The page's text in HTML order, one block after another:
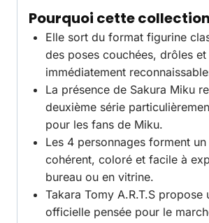
Pourquoi cette
Elle sort du format figurine
des poses couchées, drôles et
immédiatement
La présence de Sakura Miku
deuxième série
pour les fans de Miku.
Les 4 personnages forment
cohérent, coloré et facile à
bureau ou en vitrine.
Takara Tomy A.R.T.S propose
officielle pensée pour le